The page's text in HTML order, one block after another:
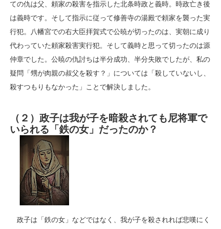
ての仇は父、頼家の殺害を指示した北条時政と義時。時政亡き後
は義時です。そして指示に従って修善寺の湯殿で頼家を襲った実
行犯。八幡宮での右大臣拝賀式で公暁が切ったのは、実朝に成り
代わっていた頼家殺害実行犯。そして義時と思って切ったのは源
仲章でした。公暁の仇討ちは半分成功、半分失敗でしたが、私の
疑問「甥が肉親の叔父を殺す？」については「殺していないし、
殺すつもりもなかった」ことで解決しました。
（２）政子は我が子を暗殺されても尼将軍で
いられる「鉄の女」だったのか？
政子は「鉄の女」などではなく、我が子を殺されれば悲嘆にく